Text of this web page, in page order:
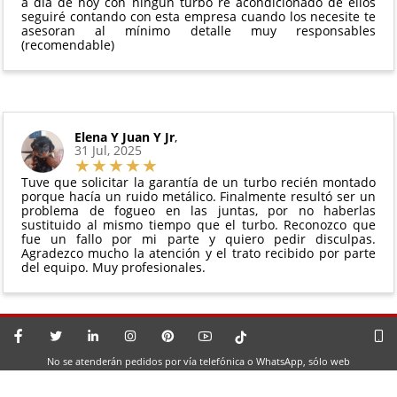
seguiré contando con esta empresa cuando los necesite te
asesoran al mínimo detalle muy responsables
(recomendable)
Elena Y Juan Y Jr,
31 Jul, 2025
Tuve que solicitar la garantía de un turbo recién montado
porque hacía un ruido metálico. Finalmente resultó ser un
problema de fogueo en las juntas, por no haberlas
sustituido al mismo tiempo que el turbo. Reconozco que
fue un fallo por mi parte y quiero pedir disculpas.
Agradezco mucho la atención y el trato recibido por parte
del equipo. Muy profesionales.
No se atenderán pedidos por vía telefónica o WhatsApp, sólo web